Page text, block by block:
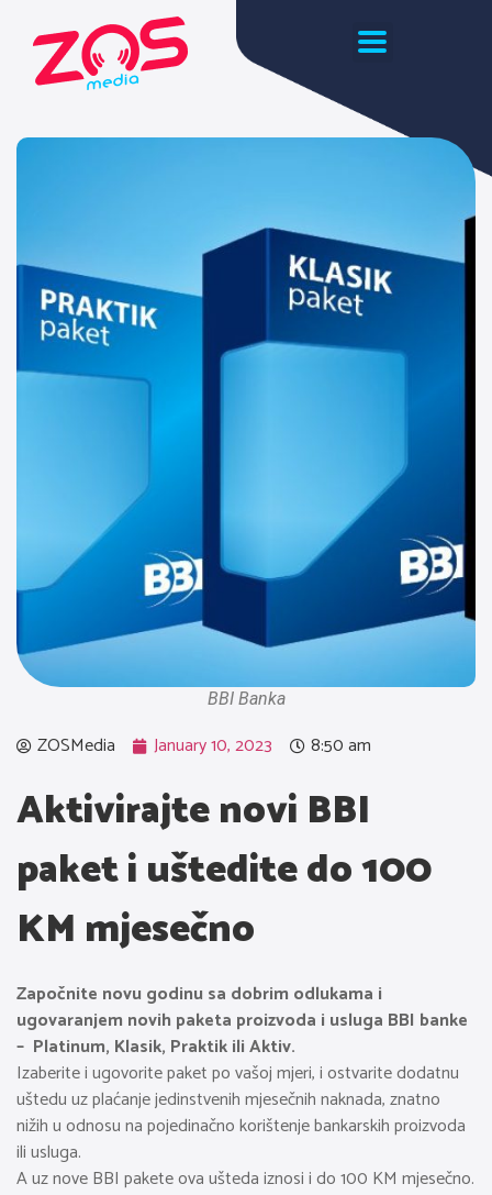
BBI Banka
ZOSMedia January 10, 2023 8:50 am
Aktivirajte novi BBI
paket i uštedite do 100
KM mjesečno
Započnite novu godinu sa dobrim odlukama i
ugovaranjem novih paketa proizvoda i usluga BBI banke
– Platinum, Klasik, Praktik ili Aktiv.
Izaberite i ugovorite paket po vašoj mjeri, i ostvarite dodatnu
uštedu uz plaćanje jedinstvenih mjesečnih naknada, znatno
nižih u odnosu na pojedinačno korištenje bankarskih proizvoda
ili usluga.
A uz nove BBI pakete ova ušteda iznosi i do 100 KM mjesečno.